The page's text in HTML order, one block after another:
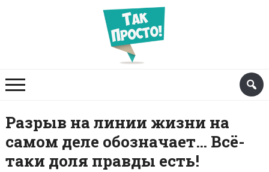
Разрыв на линии жизни на
самом деле обозначает… Всё-
таки доля правды есть!